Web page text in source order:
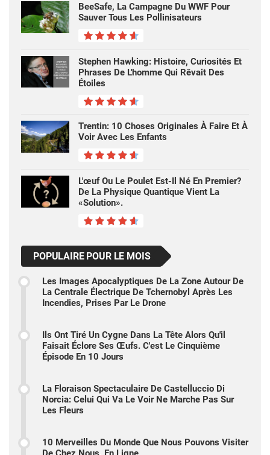
BeeSafe, La Campagne Du WWF Pour
Sauver Tous Les Pollinisateurs
Stephen Hawking: Histoire, Curiosités Et
Phrases De L'homme Qui Rêvait Des
Étoiles
Trentin: 10 Choses Originales À Faire Et À
Voir Avec Les Enfants
L'œuf Ou Le Poulet Est-Il Né En Premier?
De La Physique Quantique Vient La
«solution».
POPULAIRE POUR LE MOIS
Les Images Apocalyptiques De La Zone Autour De
La Centrale Électrique De Tchernobyl Après Les
Incendies, Prises Par Le Drone
Ils Ont Tiré Un Cygne Dans La Tête Alors Qu'il
Faisait Éclore Ses Œufs. C'est Le Cinquième
Épisode En 10 Jours
La Floraison Spectaculaire De Castelluccio Di
Norcia: Celui Qui Va Le Voir Ne Marche Pas Sur
Les Fleurs
10 Merveilles Du Monde Que Nous Pouvons Visiter